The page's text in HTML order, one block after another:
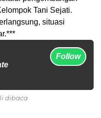
Tani Sejati.
situasi
Follow
dibaca